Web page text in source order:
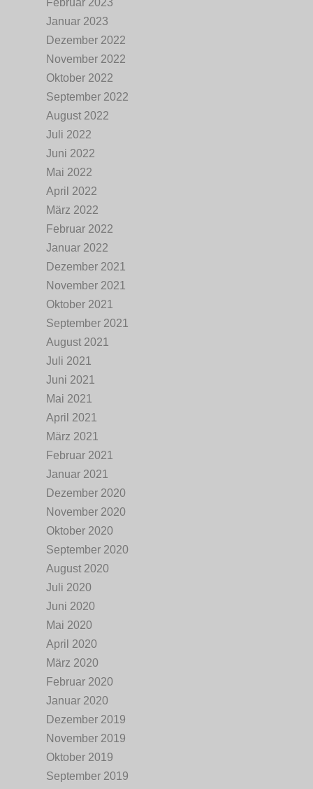
Februar 2023
Januar 2023
Dezember 2022
November 2022
Oktober 2022
September 2022
August 2022
Juli 2022
Juni 2022
Mai 2022
April 2022
März 2022
Februar 2022
Januar 2022
Dezember 2021
November 2021
Oktober 2021
September 2021
August 2021
Juli 2021
Juni 2021
Mai 2021
April 2021
März 2021
Februar 2021
Januar 2021
Dezember 2020
November 2020
Oktober 2020
September 2020
August 2020
Juli 2020
Juni 2020
Mai 2020
April 2020
März 2020
Februar 2020
Januar 2020
Dezember 2019
November 2019
Oktober 2019
September 2019